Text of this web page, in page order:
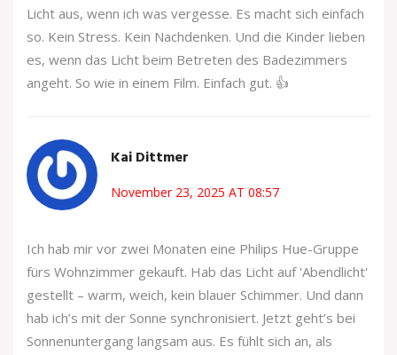
Licht aus, wenn ich was vergesse. Es macht sich einfach
so. Kein Stress. Kein Nachdenken. Und die Kinder lieben
es, wenn das Licht beim Betreten des Badezimmers
angeht. So wie in einem Film. Einfach gut. 👍
Kai Dittmer
November 23, 2025 AT 08:57
Ich hab mir vor zwei Monaten eine Philips Hue-Gruppe
fürs Wohnzimmer gekauft. Hab das Licht auf 'Abendlicht'
gestellt – warm, weich, kein blauer Schimmer. Und dann
hab ich’s mit der Sonne synchronisiert. Jetzt geht’s bei
Sonnenuntergang langsam aus. Es fühlt sich an, als